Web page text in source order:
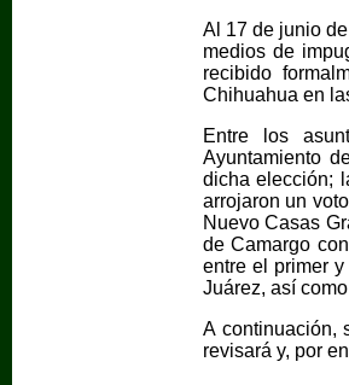
Al 17 de junio
medios de
recibido
Chihuahua en
Entre los
Ayuntamiento
dicha elección;
arrojaron un
Nuevo Casas
de Camargo
entre el primer
Juárez, así
A continuación,
revisará y, por